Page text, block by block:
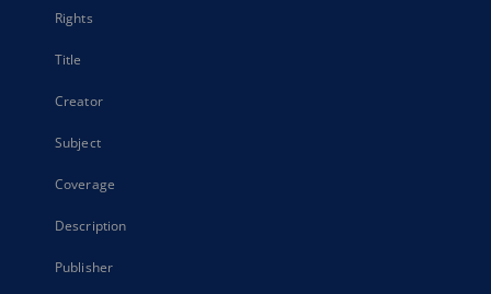
Rights
Title
Creator
Subject
Coverage
Description
Publisher